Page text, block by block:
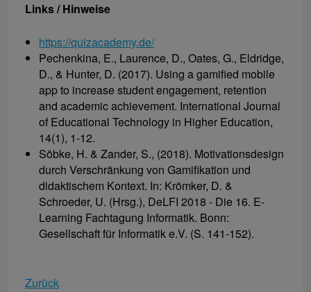
Links / Hinweise
https://quizacademy.de/
Pechenkina, E., Laurence, D., Oates, G., Eldridge,
D., & Hunter, D. (2017). Using a gamified mobile
app to increase student engagement, retention
and academic achievement. International Journal
of Educational Technology in Higher Education,
14(1), 1-12.
Söbke, H. & Zander, S., (2018). Motivationsdesign
durch Verschränkung von Gamifikation und
didaktischem Kontext. In: Krömker, D. &
Schroeder, U. (Hrsg.), DeLFI 2018 - Die 16. E-
Learning Fachtagung Informatik. Bonn:
Gesellschaft für Informatik e.V. (S. 141-152).
Zurück